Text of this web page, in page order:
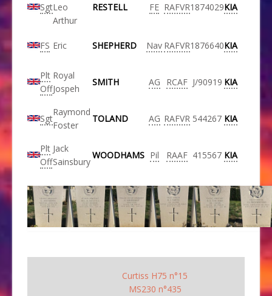
SgtLeo
Arthur
RESTELL FE RAFVR1874029KIA
FS Eric SHEPHERD Nav RAFVR1876640KIA
Plt
Off
Royal
Jospeh
SMITH AG RCAF J/90919 KIA
Sgt
Raymond
Foster
TOLAND AG RAFVR 544267 KIA
Plt
Off
Jack
Sainsbury
WOODHAMS Pil RAAF 415567 KIA
Curtiss H75 n°15
MS230 n°435